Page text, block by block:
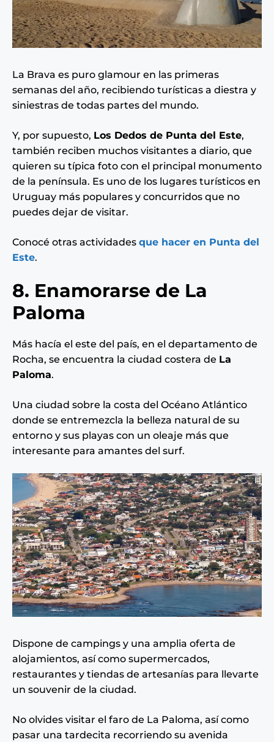
La Brava es puro glamour en las primeras
semanas del año, recibiendo turísticas a diestra y
siniestras de todas partes del mundo.
Y, por supuesto, Los Dedos de Punta del Este,
también reciben muchos visitantes a diario, que
quieren su típica foto con el principal monumento
de la península. Es uno de los lugares turísticos en
Uruguay más populares y concurridos que no
puedes dejar de visitar.
Conocé otras actividades que hacer en Punta del
Este.
8. Enamorarse de La
Paloma
Más hacía el este del país, en el departamento de
Rocha, se encuentra la ciudad costera de La
Paloma.
Una ciudad sobre la costa del Océano Atlántico
donde se entremezcla la belleza natural de su
entorno y sus playas con un oleaje más que
interesante para amantes del surf.
Dispone de campings y una amplia oferta de
alojamientos, así como supermercados,
restaurantes y tiendas de artesanías para llevarte
un souvenir de la ciudad.
No olvides visitar el faro de La Paloma, así como
pasar una tardecita recorriendo su avenida